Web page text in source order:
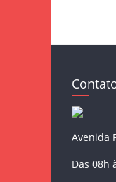
Avenida
Das 08h